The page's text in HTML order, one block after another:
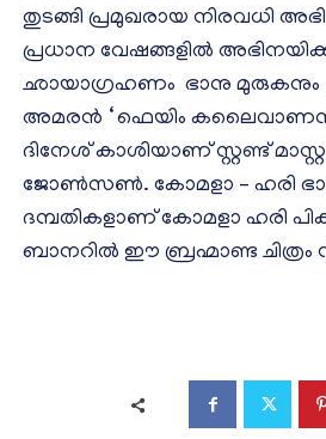
തുടങ്ങി പ്രമുഖരായ നിരവധി
പ്രധാന വേഷങ്ങളിൽ
ഛായാഗ്രഹണം ഭാനു മുരുകനും ,
അമരൻ ‘ ഫെയിം
ദിനേശ് കാശിയാണ് സ്റ്റണ്ട്
ജോൺസൺ. കോമളാ – ഹരി
ദമ്പതികളാണ് കോമളാ ഹരി
ബാനറിൽ ഈ ബ്രഹ്മാണ്ട ചിത്രം